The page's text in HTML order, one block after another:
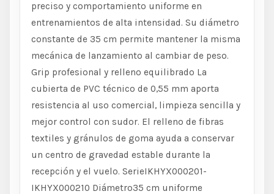
preciso y comportamiento uniforme en
entrenamientos de alta intensidad. Su diámetro
constante de 35 cm permite mantener la misma
mecánica de lanzamiento al cambiar de peso.
Grip profesional y relleno equilibrado La
cubierta de PVC técnico de 0,55 mm aporta
resistencia al uso comercial, limpieza sencilla y
mejor control con sudor. El relleno de fibras
textiles y gránulos de goma ayuda a conservar
un centro de gravedad estable durante la
recepción y el vuelo. SerieIKHYX000201-
IKHYX000210 Diámetro35 cm uniforme